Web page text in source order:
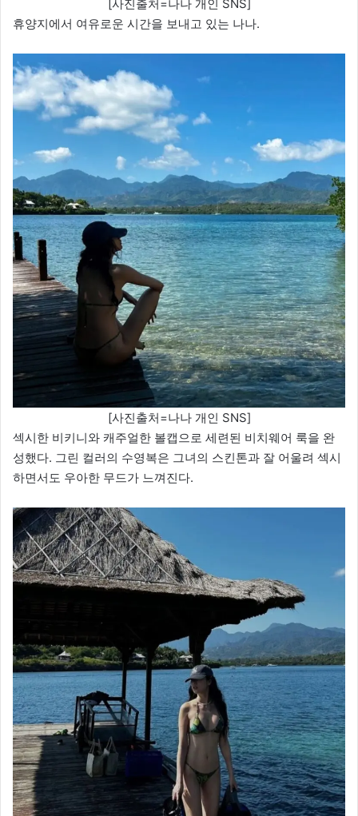
[사진출처=나나 개인 SNS]
휴양지에서 여유로운 시간을 보내고 있는 나나.
[사진출처=나나 개인 SNS]
섹시한 비키니와 캐주얼한 볼캡으로 세련된 비치웨어 룩을 완
성했다. 그린 컬러의 수영복은 그녀의 스킨톤과 잘 어울려 섹시
하면서도 우아한 무드가 느껴진다.